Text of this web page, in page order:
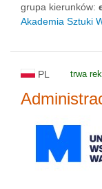
grupa kierunków:
Akademia Sztuki
PL trwa